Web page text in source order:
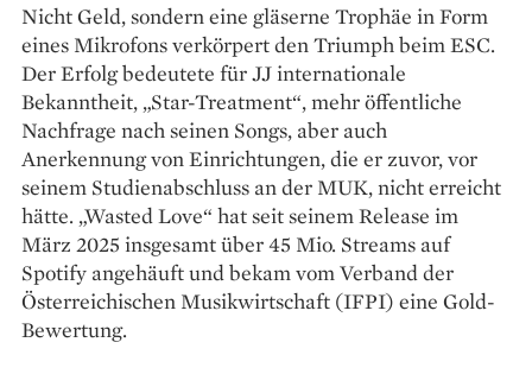
Nicht Geld, sondern eine gläserne Trophäe in Form
eines Mikrofons verkörpert den Triumph beim ESC.
Der Erfolg bedeutete für JJ internationale
Bekanntheit, „Star-Treatment“, mehr öffentliche
Nachfrage nach seinen Songs, aber auch
Anerkennung von Einrichtungen, die er zuvor, vor
seinem Studienabschluss an der MUK, nicht erreicht
hätte. „Wasted Love“ hat seit seinem Release im
März 2025 insgesamt über 45 Mio. Streams auf
Spotify angehäuft und bekam vom Verband der
Österreichischen Musikwirtschaft (IFPI) eine Gold-
Bewertung.